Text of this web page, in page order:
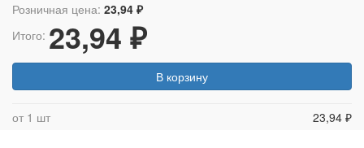
Розничная цена: 23,94 ₽
Итого: 23,94 ₽
В корзину
от 1 шт 23,94 ₽